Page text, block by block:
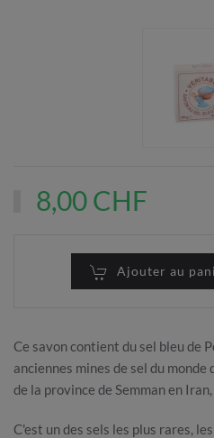
8,00 CHF
Ajouter au
Ce savon contient du sel bleu de
anciennes mines de sel du
de la province de Semman en
C'est un des sels les plus rares,